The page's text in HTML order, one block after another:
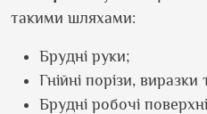
такими шляхами:
Брудні руки;
Гнійні порізи, виразки
Брудні робочі